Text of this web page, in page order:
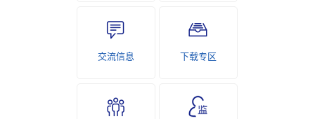
交流信息 下载专区